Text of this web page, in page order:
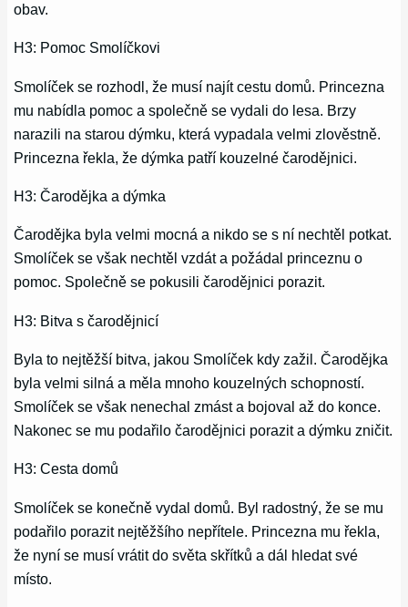
obav.
H3: Pomoc Smolíčkovi
Smolíček se rozhodl, že musí najít cestu domů. Princezna
mu nabídla pomoc a společně se vydali do lesa. Brzy
narazili na starou dýmku, která vypadala velmi zlověstně.
Princezna řekla, že dýmka patří kouzelné čarodějnici.
H3: Čarodějka a dýmka
Čarodějka byla velmi mocná a nikdo se s ní nechtěl potkat.
Smolíček se však nechtěl vzdát a požádal princeznu o
pomoc. Společně se pokusili čarodějnici porazit.
H3: Bitva s čarodějnicí
Byla to nejtěžší bitva, jakou Smolíček kdy zažil. Čarodějka
byla velmi silná a měla mnoho kouzelných schopností.
Smolíček se však nenechal zmást a bojoval až do konce.
Nakonec se mu podařilo čarodějnici porazit a dýmku zničit.
H3: Cesta domů
Smolíček se konečně vydal domů. Byl radostný, že se mu
podařilo porazit nejtěžšího nepřítele. Princezna mu řekla,
že nyní se musí vrátit do světa skřítků a dál hledat své
místo.